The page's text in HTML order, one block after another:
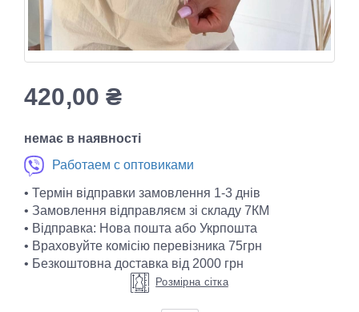
420,00₴
немає в наявності
Работаем с оптовиками
• Термін відправки замовлення 1-3 днів
• Замовлення відправляєм зі складу 7КМ
• Відправка: Нова пошта або Укрпошта
• Враховуйте комісію перевізника 75грн
• Безкоштовна доставка від 2000 грн
Розмірна сітка